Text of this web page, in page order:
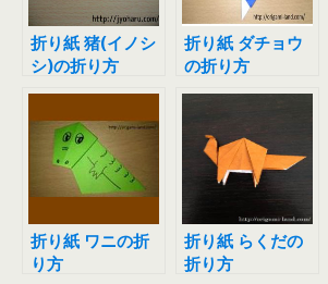
折り紙 猪(イノシ
シ)の折り方
折り紙 ダチョウ
の折り方
折り紙 ワニの折
り方
折り紙 らくだの
折り方